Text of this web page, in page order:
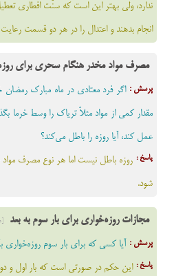
ندارد، ولى بهتر این است که سنّت افطارى
انجام بدهند و اعتدال را در هر دو قسمت رعایت
مصرف مواد مخدر هنگام سحری برای
پرسش : اگر فرد معتادي در ماه مبارک رمضان
مقدار کمی از مواد مثلاً ترياک را وسط خرما
عمل کند، آیا روزه را باطل می‌کند؟
پاسخ : روزه باطل نیست اما هر نوع مصرف مواد
شود.
مجازات روزه‌خواری برای بار سوم به بعد
پرسش : آیا کسی که برای بار سوم
پاسخ : این حکم در صورتی است که بار اول و